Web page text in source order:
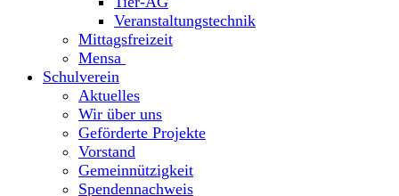
Veranstaltungstechnik
Mittagsfreizeit
Mensa
Schulverein
Aktuelles
Wir über uns
Geförderte Projekte
Vorstand
Gemeinnützigkeit
Spendennachweis